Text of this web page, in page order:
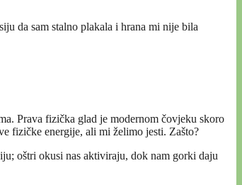
da sam stalno plakala i hrana mi nije bila
Prava fizička glad je modernom čovjeku skoro
fizičke energije, ali mi želimo jesti. Zašto?
oštri okusi nas aktiviraju, dok nam gorki daju